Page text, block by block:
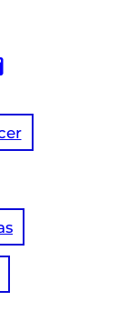
página por correo electrónico